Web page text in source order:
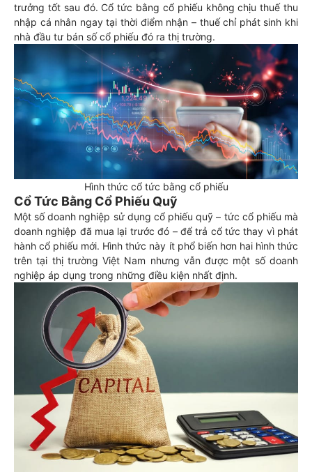
trưởng tốt sau đó. Cổ tức bằng cổ phiếu không chịu thuế thu
nhập cá nhân ngay tại thời điểm nhận – thuế chỉ phát sinh khi
nhà đầu tư bán số cổ phiếu đó ra thị trường.
Hình thức cổ tức bằng cổ phiếu
Cổ Tức Bằng Cổ Phiếu Quỹ
Một số doanh nghiệp sử dụng cổ phiếu quỹ – tức cổ phiếu mà
doanh nghiệp đã mua lại trước đó – để trả cổ tức thay vì phát
hành cổ phiếu mới. Hình thức này ít phổ biến hơn hai hình thức
trên tại thị trường Việt Nam nhưng vẫn được một số doanh
nghiệp áp dụng trong những điều kiện nhất định.